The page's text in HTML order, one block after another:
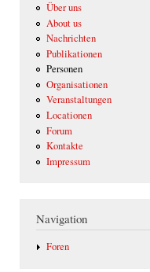
Über uns
About us
Nachrichten
Publikationen
Personen
Organisationen
Veranstaltungen
Locationen
Forum
Kontakte
Impressum
Navigation
Foren